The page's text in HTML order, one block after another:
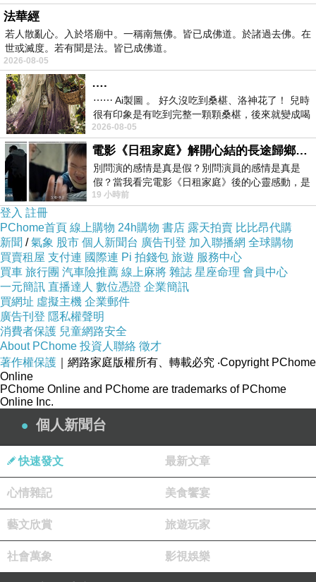
法華經
若人散亂心。入於塔廟中。一稱南無佛。皆已成佛道。於諸過去佛。在
世或滅度。若有聞是法。皆已成佛道。
2026-08-05
….
⋯⋯ Ai製圖 。 好久沒吃到桑椹、洛神花了！ 兒時
很有印象是有吃到完整一顆顆桑椹，後來就變成喝
桑椹汁。 現在是連喝都沒喝
2026-08-05
電影《日租家庭》解開心結的長途歸鄉！能在電影院感受到地理的寬闊和人心的相鄰，真是太棒了！
別問演的感情是真是假？別問演員的感情是真是
假？當我看完電影《日租家庭》後的心靈感動，是
真的。詮釋的情感觸動了人心，就是真情
19 小時前
登入 註冊
PChome首頁 線上購物 24h購物 書店 露天拍賣 比比昂代購
新聞 /氣象 股市 個人新聞台 廣告刊登 加入聯播網 全球購物
買賣租屋 支付連 國際連 Pi 拍錢包 旅遊 服務中心
買車 旅行團 汽車險推薦 線上麻將 雜誌 星座命理 會員中心
一元簡訊 直播達人 數位憑證 企業簡訊
買網址 虛擬主機 企業郵件
廣告刊登 隱私權聲明
消費者保護 兒童網路安全
About PChome 投資人聯絡 徵才
著作權保護 ｜網路家庭版權所有、轉載必究 ‧Copyright PChome
Online
PChome Online and PChome are trademarks of PChome
Online Inc.
個人新聞台
快速發文 最新文章
心情雜記 美食饗宴
藝文欣賞 旅遊玩家
社會萬象 影視娛樂